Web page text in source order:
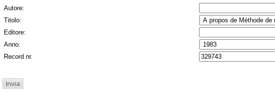
Autore:
Titolo:
Editore:
Anno:
Record nr.